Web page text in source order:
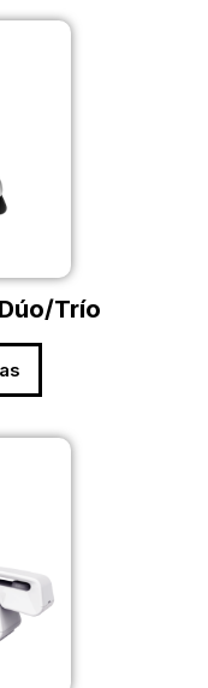
Trío